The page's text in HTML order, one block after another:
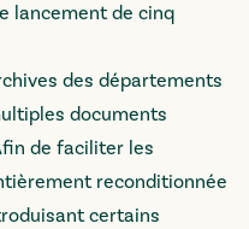
lancement de cinq
des départements
documents
de faciliter les
reconditionnée
certains